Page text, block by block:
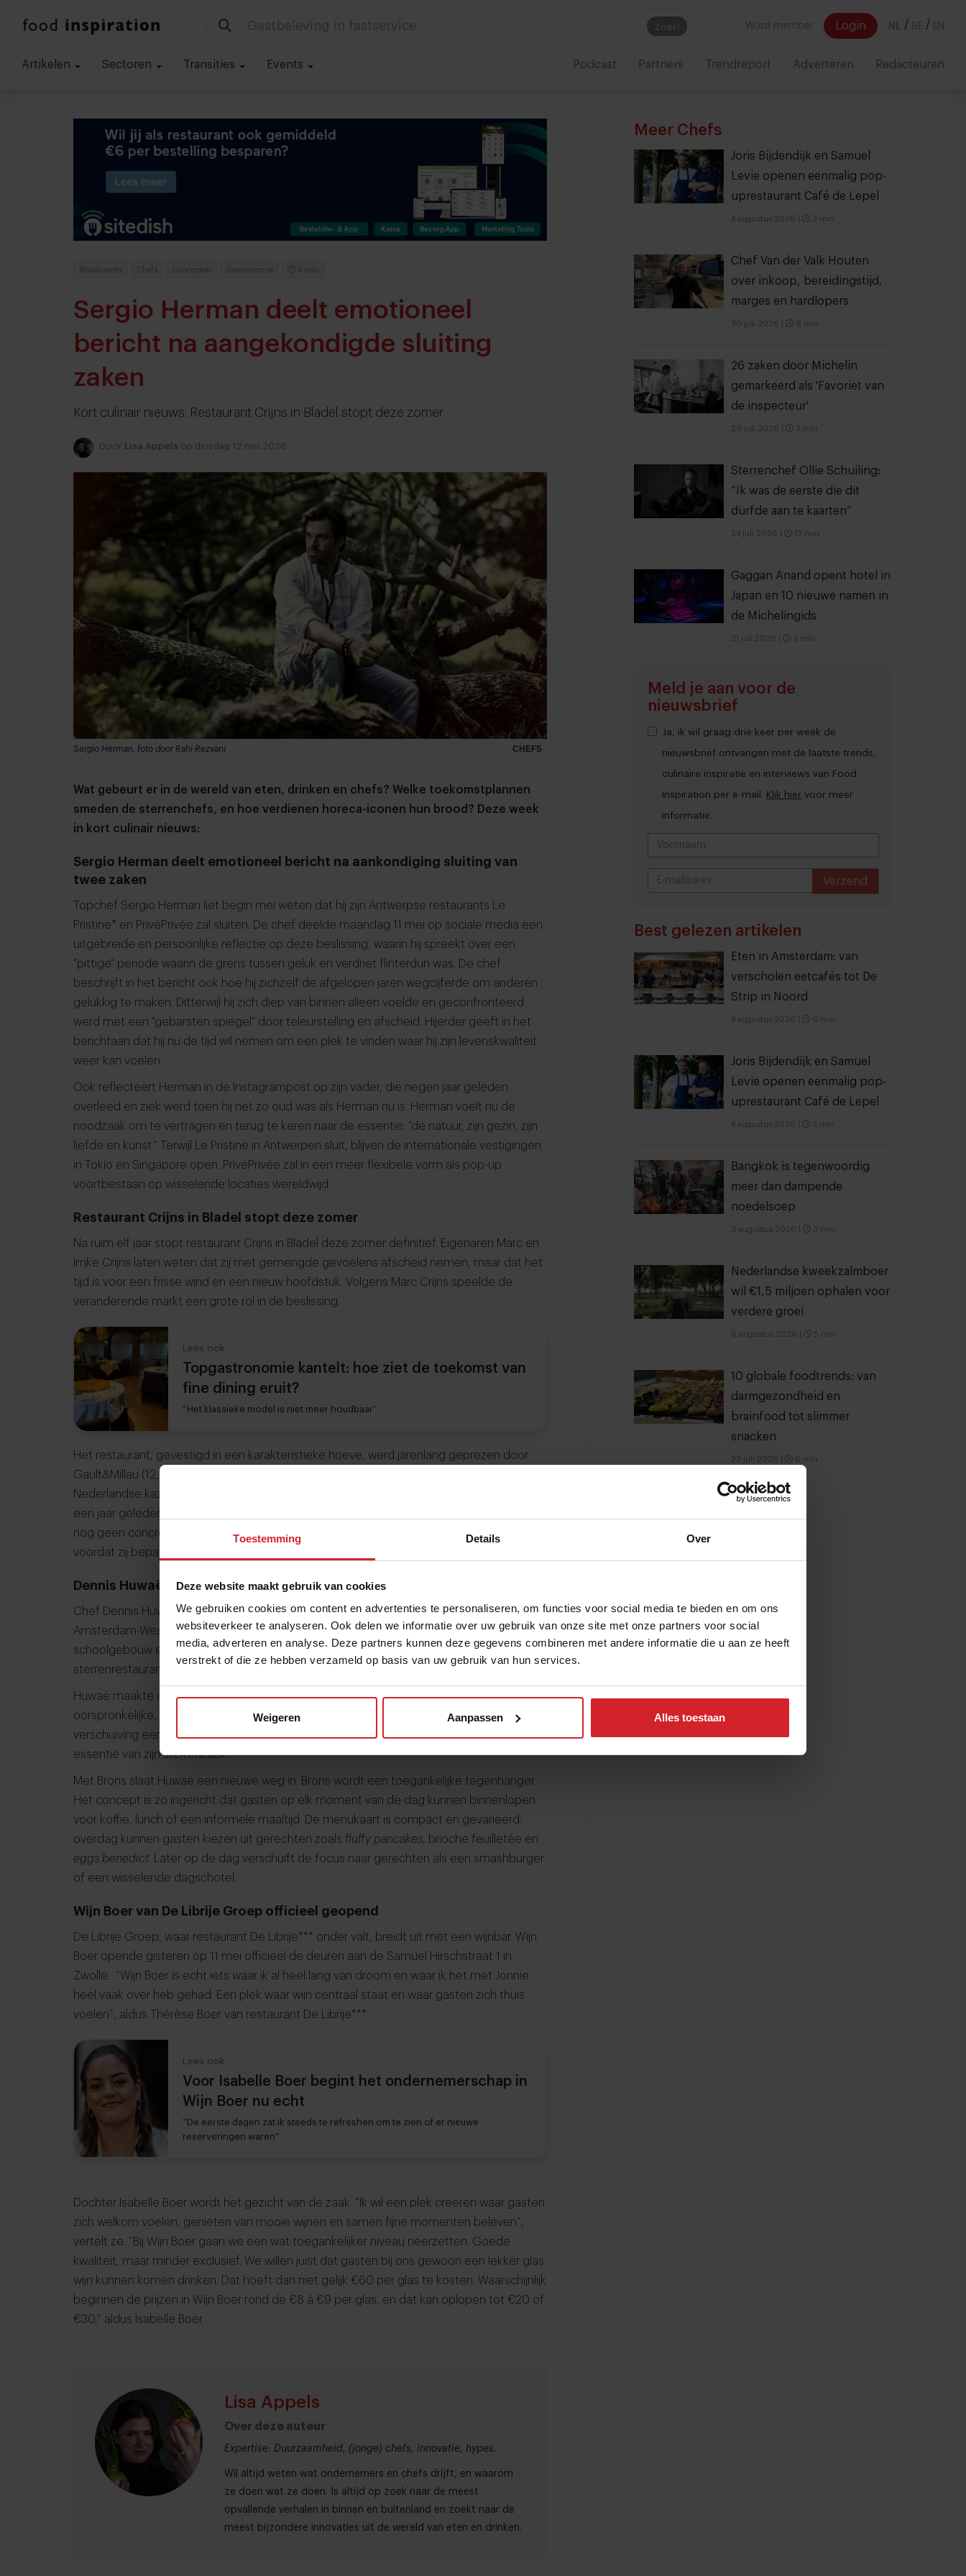
Toestemming Details Over
Deze website maakt gebruik van cookies
We gebruiken cookies om content en advertenties te personaliseren, om functies voor social media te bieden en om ons
websiteverkeer te analyseren. Ook delen we informatie over uw gebruik van onze site met onze partners voor social
media, adverteren en analyse. Deze partners kunnen deze gegevens combineren met andere informatie die u aan ze heeft
verstrekt of die ze hebben verzameld op basis van uw gebruik van hun services.
Weigeren Aanpassen Alles toestaan
Zoek!
Gastbeleving in fastservice Word member Login NL / BE / EN
Artikelen Sectoren Transities Events Podcast Partners Trendreport Adverteren Redacteuren
Restaurants Chefs Concepten Gastronomie 4 min
Sergio Herman deelt emotioneel
bericht na aangekondigde sluiting
zaken
Kort culinair nieuws: Restaurant Crijns in Bladel stopt deze zomer
Door Lisa Appels op dinsdag 12 mei 2026
CHEFS
Sergio Herman, foto door Rahi Rezvani
Wat gebeurt er in de wereld van eten, drinken en chefs? Welke toekomstplannen
smeden de sterrenchefs, en hoe verdienen horeca-iconen hun brood? Deze week
in kort culinair nieuws:
Sergio Herman deelt emotioneel bericht na aankondiging sluiting van
twee zaken
Topchef Sergio Herman liet begin mei weten dat hij zijn Antwerpse restaurants Le
Pristine* en PrivéPrivée zal sluiten. De chef deelde maandag 11 mei op sociale media een
uitgebreide en persoonlijke reflectie op deze beslissing, waarin hij spreekt over een
"pittige" periode waarin de grens tussen geluk en verdriet flinterdun was. De chef
beschrijft in het bericht ook hoe hij zichzelf de afgelopen jaren wegcijferde om anderen
gelukkig te maken. Ditterwijl hij zich diep van binnen alleen voelde en geconfronteerd
werd met een "gebarsten spiegel" door teleurstelling en afscheid. Hijerder geeft in het
berichtaan dat hij nu de tijd wil nemen om een plek te vinden waar hij zijn levenskwaliteit
weer kan voelen.
Ook reflecteert Herman in de Instagrampost op zijn vader, die negen jaar geleden
overleed en ziek werd toen hij net zo oud was als Herman nu is. Herman voelt nu de
noodzaak om te vertragen en terug te keren naar de essentie: “de natuur, zijn gezin, zijn
liefde en kunst.” Terwijl Le Pristine in Antwerpen sluit, blijven de internationale vestigingen
in Tokio en Singapore open. PrivéPrivée zal in een meer flexibele vorm als pop-up
voortbestaan op wisselende locaties wereldwijd.
Restaurant Crijns in Bladel stopt deze zomer
Na ruim elf jaar stopt restaurant Crijns in Bladel deze zomer definitief. Eigenaren Marc en
Imke Crijns laten weten dat zij met gemengde gevoelens afscheid nemen, maar dat het
tijd is voor een frisse wind en een nieuw hoofdstuk. Volgens Marc Crijns speelde de
veranderende markt een grote rol in de beslissing.
Lees ook
Topgastronomie kantelt: hoe ziet de toekomst van
fine dining eruit?
“Het klassieke model is niet meer houdbaar”
Het restaurant, gevestigd in een karakteristieke hoeve, werd jarenlang geprezen door
Gault&Millau (12,5 punten) en Michelin.In Crijns was de kaaskamer met minstens vijftig
Nederlandse kazen een bekende trekpleister. Hoewel het paar de huur van het pand al
een jaar geleden opzegde en naar locaties dichter bij Eindhoven keek, is er momenteel
nog geen concreet nieuw project. De ondernemers willen eerst deze periode afsluiten
voordat zij bepalen wat de toekomst brengt.
Dennis Huwaë opent laagdrempelig concept Brons
Chef Dennis Huwaë opende op 8 mei zijn nieuwe laagdrempelige all-day-zaak in
Amsterdam-West: Brons. Deze zaak vestigt zich in Het Sieraad, een multifunctioneel
schoolgebouw en eventlocatie aan de Postjesweg, op de plek waar tot voor kort zijn
sterrenrestaurant Daalder* gevestigd was.
Huwaë maakte onlangs bekend dat Daalder na precies tien jaar terugkeert naar de
oorspronkelijke, intieme locatie aan de Lindengracht. Volgens de chef is deze
verschuiving een bewuste keuze voor meer focus, rust en een scherpere visie op de
essentie van zijn sterrenzaak.
Met Brons slaat Huwaë een nieuwe weg in. Brons wordt een toegankelijke tegenhanger.
Het concept is zo ingericht dat gasten op elk moment van de dag kunnen binnenlopen
voor koffie, lunch of een informele maaltijd. De menukaart is compact en gevarieerd:
overdag kunnen gasten kiezen uit gerechten zoals fluffy pancakes , brioche feuilletée en
eggs benedict . Later op de dag verschuift de focus naar gerechten als een smashburger
of een wisselende dagschotel.
Wijn Boer van De Librije Groep officieel geopend
De Librije Groep, waar restaurant De Librije*** onder valt, breidt uit met een wijnbar. Wijn
Boer opende gisteren op 11 mei officieel de deuren aan de Samuel Hirschstraat 1 in
Zwolle. “Wijn Boer is echt iets waar ik al heel lang van droom en waar ik het met Jonnie
heel vaak over heb gehad. Een plek waar wijn centraal staat en waar gasten zich thuis
voelen”, aldus Thérèse Boer van restaurant De Librije***.
Lees ook
Voor Isabelle Boer begint het ondernemerschap in
Wijn Boer nu echt
“De eerste dagen zat ik steeds te refreshen om te zien of er nieuwe
reserveringen waren”
Dochter Isabelle Boer wordt het gezicht van de zaak. “Ik wil een plek creëren waar gasten
zich welkom voelen, genieten van mooie wijnen en samen fijne momenten beleven”,
vertelt ze. “Bij Wijn Boer gaan we een wat toegankelijker niveau neerzetten. Goede
kwaliteit, maar minder exclusief. We willen juist dat gasten bij ons gewoon een lekker glas
wijn kunnen komen drinken. Dat hoeft dan niet gelijk €60 per glas te kosten. Waarschijnlijk
beginnen de prijzen in Wijn Boer rond de €8 à €9 per glas, en dat kan oplopen tot €20 of
€30,” aldus Isabelle Boer.
Lisa Appels
Over deze auteur
Expertise: Duurzaamheid, (jonge) chefs, innovatie, hypes.
Wil altijd weten wat ondernemers en chefs drijft, en waarom
ze doen wat ze doen. Is altijd op zoek naar de meest
opvallende verhalen in binnen en buitenland en zoekt naar de
meest bijzondere innovaties uit de wereld van eten en drinken.
Meer Chefs
Joris Bijdendijk en Samuel
Levie openen eenmalig pop-
uprestaurant Café de Lepel
4 augustus 2026 3 min
Chef Van der Valk Houten
over inkoop, bereidingstijd,
marges en hardlopers
30 juli 2026 6 min
26 zaken door Michelin
gemarkeerd als 'Favoriet van
de inspecteur'
29 juli 2026 3 min
Sterrenchef Ollie Schuiling:
“Ik was de eerste die dit
durfde aan te kaarten”
24 juli 2026 13 min
Gaggan Anand opent hotel in
Japan en 10 nieuwe namen in
de Michelingids
21 juli 2026 3 min
Meld je aan voor de
nieuwsbrief
Ja, ik wil graag drie keer per week de
nieuwsbrief ontvangen met de laatste trends,
culinaire inspiratie en interviews van Food
Inspiration per e-mail. Klik hier voor meer
informatie.
Verzend
Best gelezen artikelen
Eten in Amsterdam: van
verscholen eetcafés tot De
Strip in Noord
4 augustus 2026 6 min
Joris Bijdendijk en Samuel
Levie openen eenmalig pop-
uprestaurant Café de Lepel
4 augustus 2026 3 min
Bangkok is tegenwoordig
meer dan dampende
noedelsoep
3 augustus 2026 3 min
Nederlandse kweekzalmboer
wil €1,5 miljoen ophalen voor
verdere groei
6 augustus 2026 5 min
10 globale foodtrends: van
darmgezondheid en
brainfood tot slimmer
snacken
23 juli 2026 6 min